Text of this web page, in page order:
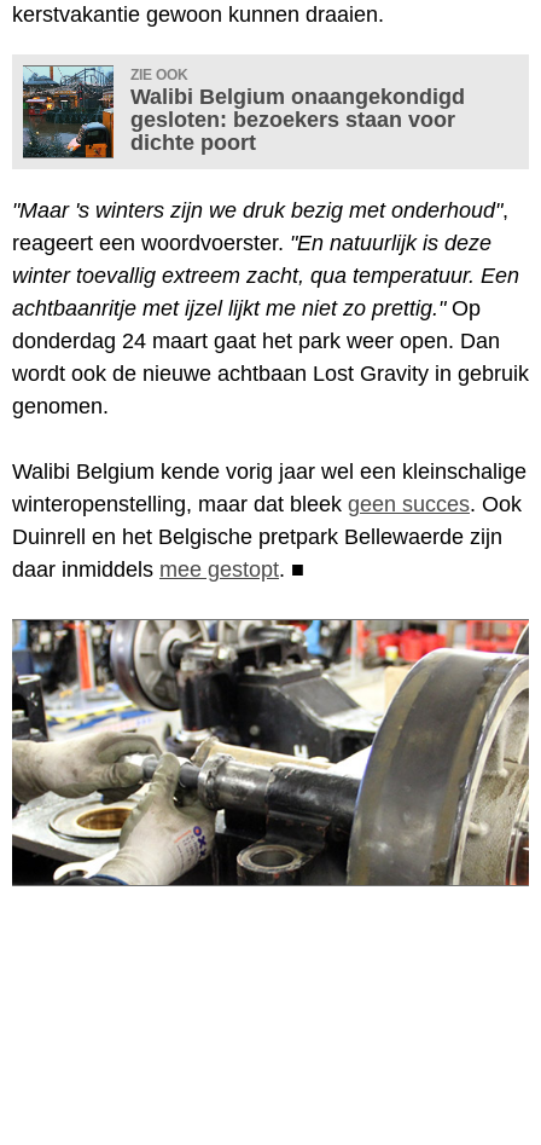
kerstvakantie gewoon kunnen draaien.
ZIE OOK
Walibi Belgium onaangekondigd
gesloten: bezoekers staan voor
dichte poort
"Maar 's winters zijn we druk bezig met onderhoud",
reageert een woordvoerster. "En natuurlijk is deze
winter toevallig extreem zacht, qua temperatuur. Een
achtbaanritje met ijzel lijkt me niet zo prettig."Op
donderdag 24 maart gaat het park weer open. Dan
wordt ook de nieuwe achtbaan Lost Gravity in gebruik
genomen.
Walibi Belgium kende vorig jaar wel een kleinschalige
winteropenstelling, maar dat bleek geen succes. Ook
Duinrell en het Belgische pretpark Bellewaerde zijn
daar inmiddels mee gestopt. ■